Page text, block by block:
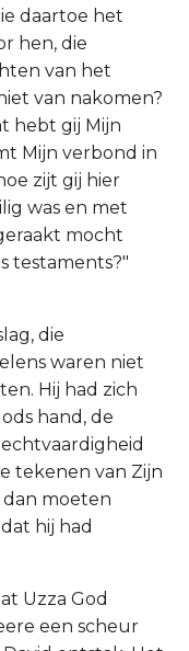
daartoe het
hen, die
van het
van nakomen?
hebt gij Mijn
Mijn verbond in
zijt gij hier
was en met
mocht
testaments?"
die
waren niet
Hij had zich
hand, de
tekenen van Zijn
moeten
hij had
Uzza God
een scheur